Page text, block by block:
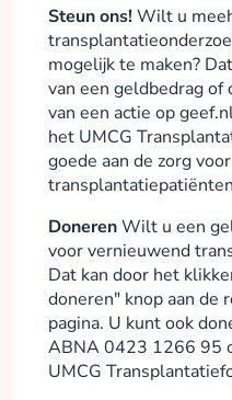
Steun ons!Wilt u
mogelijk te maken?
van een geldbedrag of
van een actie op
het UMCG
goede aan de zorg voor
DonerenWilt u een
voor vernieuwend
Dat kan door het
doneren" knop aan de
pagina. U kunt ook
ABNA 0423 1266 95
UMCG